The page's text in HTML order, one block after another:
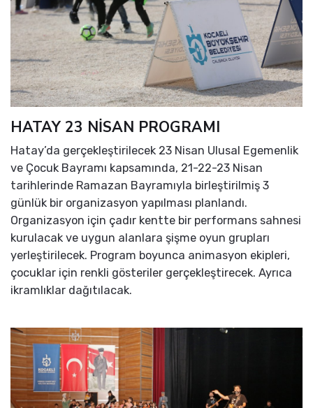
HATAY 23 NİSAN PROGRAMI
Hatay’da gerçekleştirilecek 23 Nisan Ulusal Egemenlik
ve Çocuk Bayramı kapsamında, 21-22-23 Nisan
tarihlerinde Ramazan Bayramıyla birleştirilmiş 3
günlük bir organizasyon yapılması planlandı.
Organizasyon için çadır kentte bir performans sahnesi
kurulacak ve uygun alanlara şişme oyun grupları
yerleştirilecek. Program boyunca animasyon ekipleri,
çocuklar için renkli gösteriler gerçekleştirecek. Ayrıca
ikramlıklar dağıtılacak.